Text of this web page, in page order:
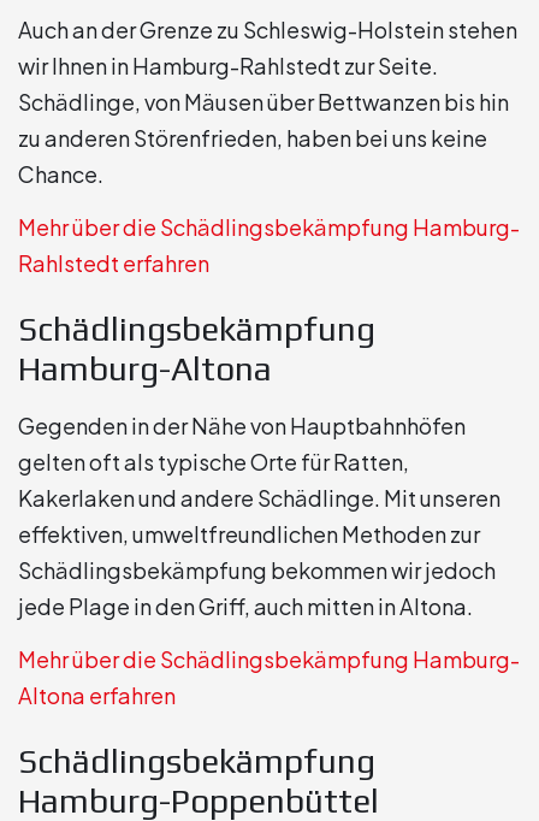
Auch an der Grenze zu Schleswig-Holstein stehen
wir Ihnen in Hamburg-Rahlstedt zur Seite.
Schädlinge, von Mäusen über Bettwanzen bis hin
zu anderen Störenfrieden, haben bei uns keine
Chance.
Mehr über die Schädlingsbekämpfung Hamburg-
Rahlstedt erfahren
Schädlingsbekämpfung
Hamburg-Altona
Gegenden in der Nähe von Hauptbahnhöfen
gelten oft als typische Orte für Ratten,
Kakerlaken und andere Schädlinge. Mit unseren
effektiven, umweltfreundlichen Methoden zur
Schädlingsbekämpfung bekommen wir jedoch
jede Plage in den Griff, auch mitten in Altona.
Mehr über die Schädlingsbekämpfung Hamburg-
Altona erfahren
Schädlingsbekämpfung
Hamburg-Poppenbüttel